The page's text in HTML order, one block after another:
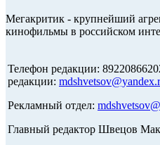
Мегакритик - крупнейший
кинофильмы в российском
Телефон редакции:
редакции:
Рекламный отдел:
Главный редактор Швецов